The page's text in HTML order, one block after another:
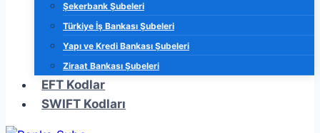
Şekerbank Şubeleri
Türkiye İş Bankası Şubeleri
Yapı ve Kredi Bankası Şubeleri
Ziraat Bankası Şubeleri
EFT Kodlar
SWIFT Kodları